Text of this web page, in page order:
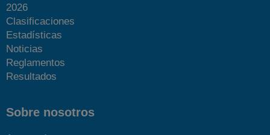
2026
Clasificaciones
Estadísticas
Noticias
Reglamentos
Resultados
Sobre nosotros